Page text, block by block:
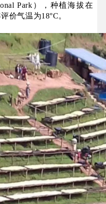
Park），种植海拔在
价气温为18°C。